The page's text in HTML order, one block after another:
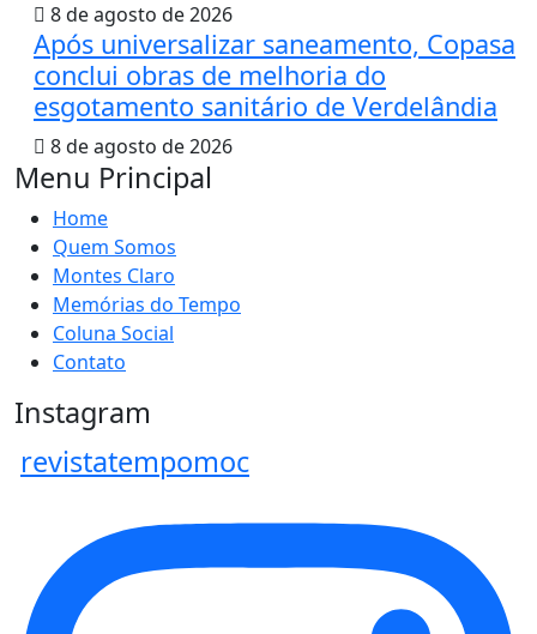
8 de agosto de 2026
Após universalizar saneamento, Copasa
conclui obras de melhoria do
esgotamento sanitário de Verdelândia
8 de agosto de 2026
Menu Principal
Home
Quem Somos
Montes Claro
Memórias do Tempo
Coluna Social
Contato
Instagram
revistatempomoc